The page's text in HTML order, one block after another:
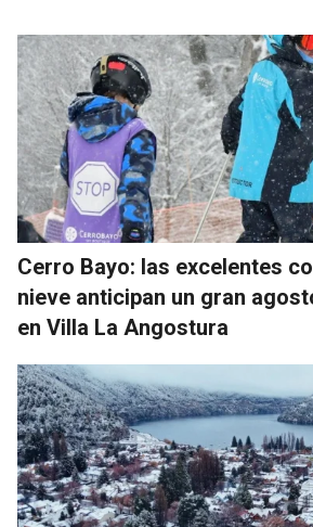
Cerro Bayo: las excelentes
nieve anticipan un gran
en Villa La Angostura